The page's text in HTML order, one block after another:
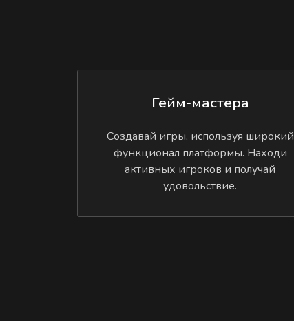
Гейм-мастера
Создавай игры, используя широкий
функционал платформы. Находи
активных игроков и получай
удовольствие.